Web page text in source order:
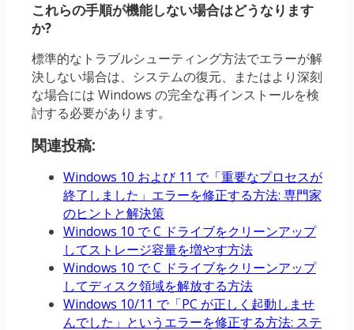
これらの手順が機能しない場合はどうなります
か?
標準的なトラブルシューティング方法でエラーが解
決しない場合は、システムの復元、またはより深刻
な場合には Windows の完全な再インストールを検
討する必要があります。
関連投稿:
Windows 10 および 11 で「重要なプロセスが
終了しました」エラーを修正する方法: 専門家
のヒントと解決策
Windows 10 で C ドライブをクリーンアップ
してストレージ容量を増やす方法
Windows 10 で C ドライブをクリーンアップ
してディスク領域を解放する方法
Windows 10/11 で「PC が正しく起動しませ
んでした」というエラーを修正する方法: ステ